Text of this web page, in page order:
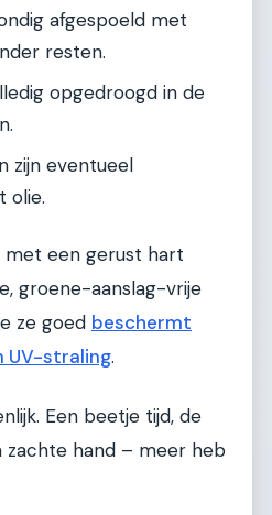
afgespoeld met
resten.
opgedroogd in de
zijn eventueel
olie.
met een gerust hart
groene-aanslag-vrije
ze goed beschermt
UV-straling.
Een beetje tijd, de
zachte hand – meer heb